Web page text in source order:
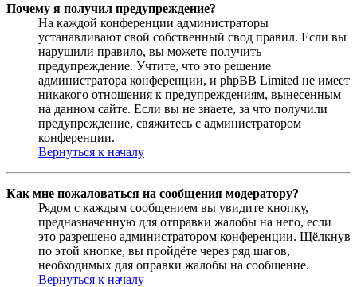
Почему я получил предупреждение?
На каждой конференции администраторы
устанавливают свой собственный свод правил. Если вы
нарушили правило, вы можете получить
предупреждение. Учтите, что это решение
администратора конференции, и phpBB Limited не имеет
никакого отношения к предупреждениям, вынесенным
на данном сайте. Если вы не знаете, за что получили
предупреждение, свяжитесь с администратором
конференции.
Вернуться к началу
Как мне пожаловаться на сообщения модератору?
Рядом с каждым сообщением вы увидите кнопку,
предназначенную для отправки жалобы на него, если
это разрешено администратором конференции. Щёлкнув
по этой кнопке, вы пройдёте через ряд шагов,
необходимых для оправки жалобы на сообщение.
Вернуться к началу